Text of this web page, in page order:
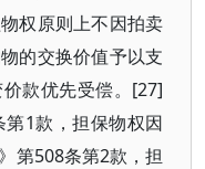
权原则上不因拍卖
的交换价值予以支
款优先受偿。[27]
1款，担保物权因
第508条第2款，担